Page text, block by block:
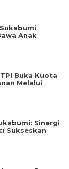
Anak
Buka Kuota
Melalui
Sinergi
Sukseskan